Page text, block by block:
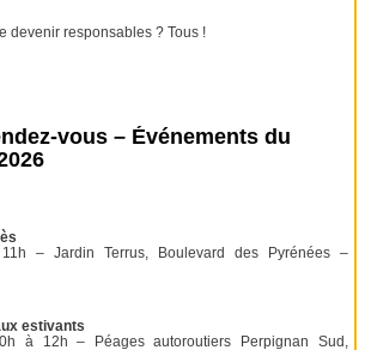
devenir responsables ? Tous !
vous – Événements du
– Jardin Terrus, Boulevard des Pyrénées –
estivants
à 12h – Péages autoroutiers Perpignan Sud,